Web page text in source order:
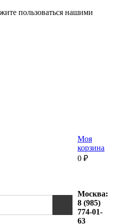
пользоваться нашими
Моя
корзина
0 ₽
Москва:
8 (985)
774-01-
63